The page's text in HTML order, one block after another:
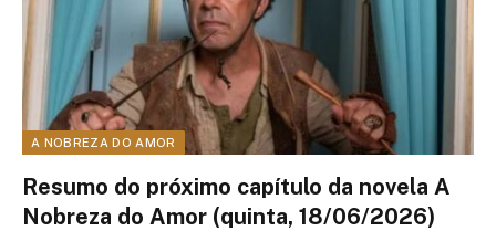
A NOBREZA DO AMOR
Resumo do próximo capítulo da novela A
Nobreza do Amor (quinta, 18/06/2026)